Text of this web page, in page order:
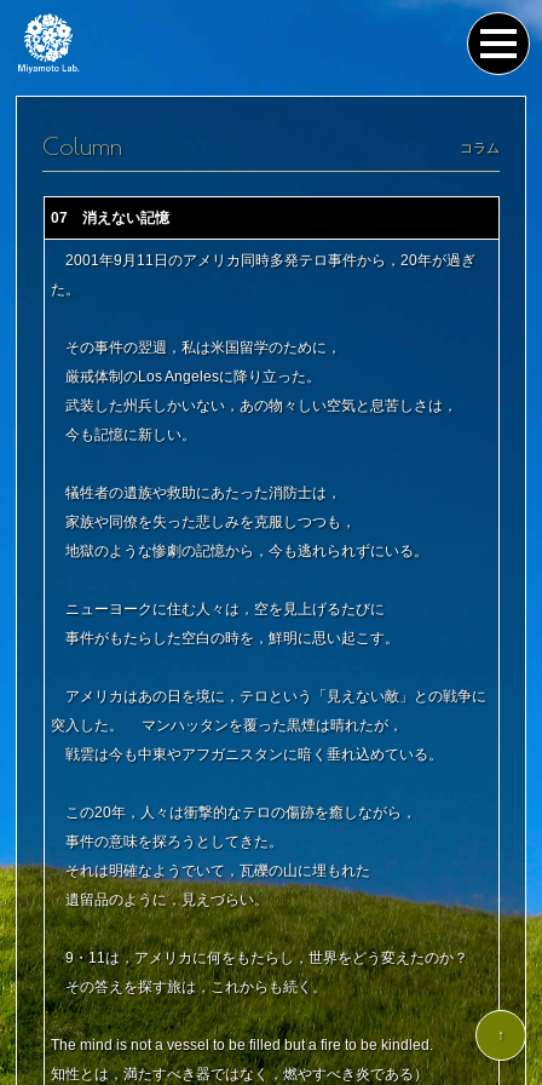
Column コラム
07 消えない記憶
2001年9月11日のアメリカ同時多発テロ事件から，20年が過ぎ
た。
その事件の翌週，私は米国留学のために，
厳戒体制のLos Angelesに降り立った。
武装した州兵しかいない，あの物々しい空気と息苦しさは，
今も記憶に新しい。
犠牲者の遺族や救助にあたった消防士は，
家族や同僚を失った悲しみを克服しつつも，
地獄のような惨劇の記憶から，今も逃れられずにいる。
ニューヨークに住む人々は，空を見上げるたびに
事件がもたらした空白の時を，鮮明に思い起こす。
アメリカはあの日を境に，テロという「見えない敵」との戦争に
突入した。 マンハッタンを覆った黒煙は晴れたが，
戦雲は今も中東やアフガニスタンに暗く垂れ込めている。
この20年，人々は衝撃的なテロの傷跡を癒しながら，
事件の意味を探ろうとしてきた。
それは明確なようでいて，瓦礫の山に埋もれた
遺留品のように，見えづらい。
9・11は，アメリカに何をもたらし，世界をどう変えたのか？
その答えを探す旅は，これからも続く。
The mind is not a vessel to be filled but a fire to be kindled.
知性とは，満たすべき器ではなく，燃やすべき炎である）
↑